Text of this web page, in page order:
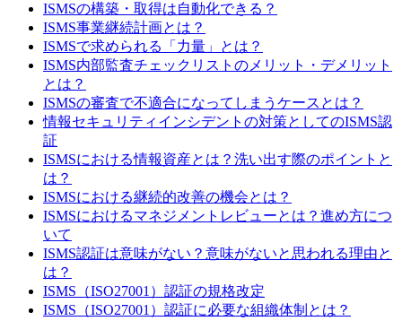
ISMSの構築・取得は自動化できる？
ISMS事業継続計画とは？
ISMSで求められる「力量」とは？
ISMS内部監査チェックリストのメリット・デメリット
とは？
ISMSの審査で不適合になってしまうケースとは？
情報セキュリティインシデントの対策としてのISMS認
証
ISMSにおける情報資産とは？洗い出す際のポイントと
は？
ISMSにおける継続的改善の機会とは？
ISMSにおけるマネジメントレビューとは？進め方につ
いて
ISMS認証は意味がない？意味がないと思われる理由と
は？
ISMS（ISO27001）認証の規格改定
ISMS（ISO27001）認証に必要な組織体制とは？